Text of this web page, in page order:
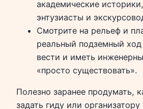
академические
энтузиасты и
Смотрите на рельеф и
реальный подземный
вести и иметь
«просто существовать».
Полезно заранее продумать,
задать гиду или